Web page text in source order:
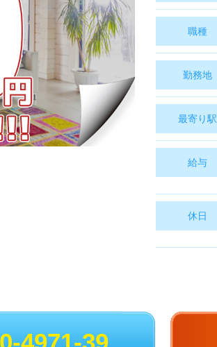
職種
勤務地
最寄り駅
給与
休日